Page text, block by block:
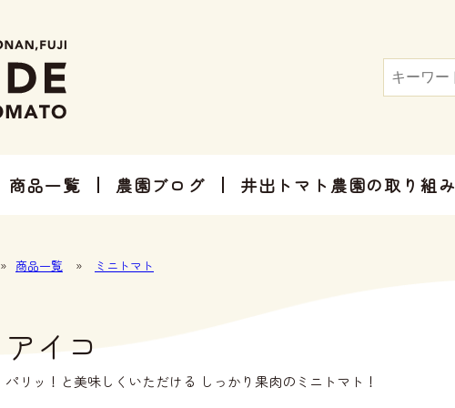
商品一覧 農園ブログ 井出トマト農園の取り組み
» 商品一覧 » ミニトマト
アイコ
パリッ！と美味しくいただける しっかり果肉のミニトマト！